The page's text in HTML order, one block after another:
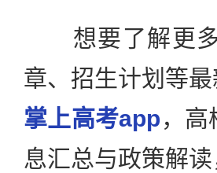
想要了解更多
章、招生计划等
掌上高考app ，
息汇总与政策解